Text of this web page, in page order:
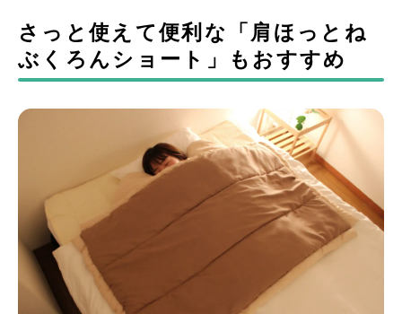
さっと使えて便利な「肩ほっとね
ぶくろんショート」もおすすめ